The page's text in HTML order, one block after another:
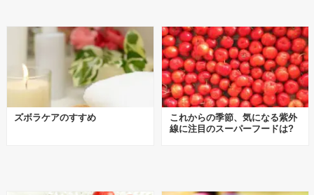
ズボラケアのすすめ
これからの季節、気になる紫外
線に注目のスーパーフードは?